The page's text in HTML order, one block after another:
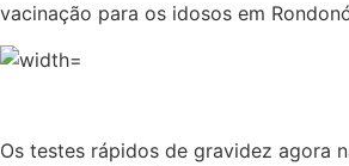
vacinação para os idosos em
Os testes rápidos de gravidez agora